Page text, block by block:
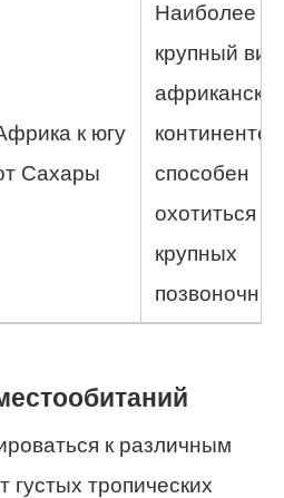
к югу
Сахары
Наиболее
крупный вид
континенте,
способен
охотиться
крупных
к различным
густых тропических